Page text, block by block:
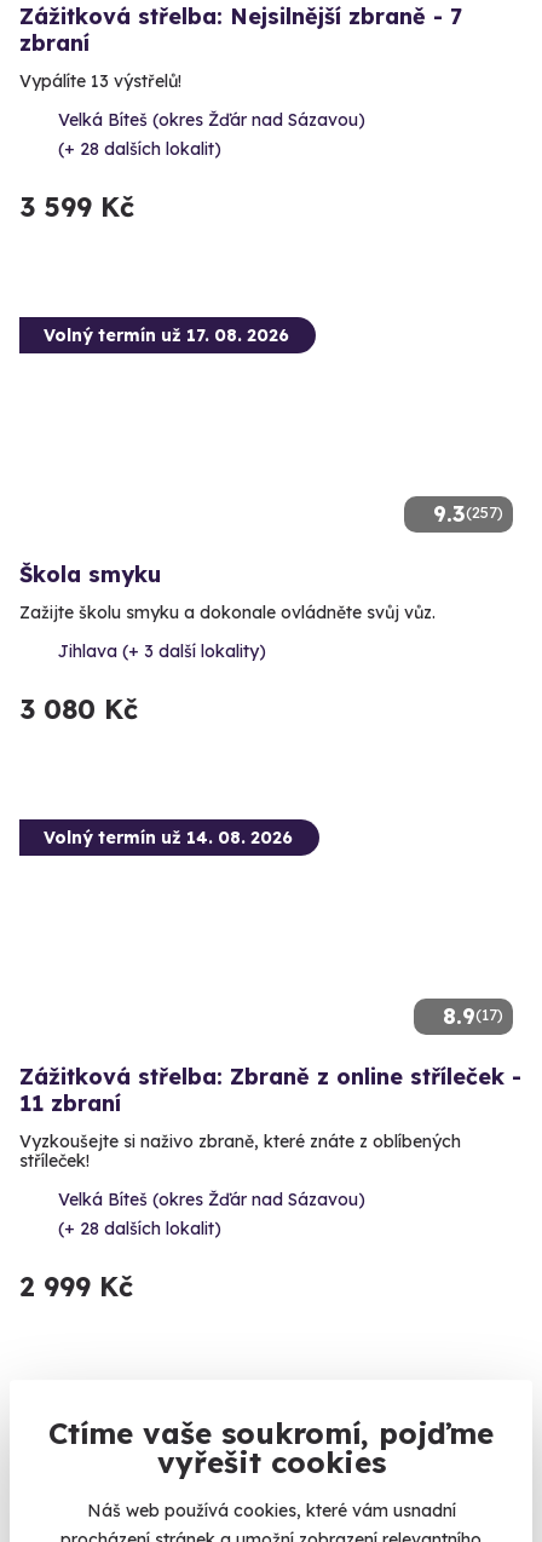
Ctíme vaše soukromí, pojďme
vyřešit cookies
Náš web používá cookies, které vám usnadní
Zážitková střelba: Nejsilnější zbraně - 7
zbraní
Vypálíte 13 výstřelů!
Velká Bíteš (okres Žďár nad Sázavou)
(+ 28 dalších lokalit)
3 599 Kč
9.3(257)
Volný termín už 17. 08. 2026
Škola smyku
Zažijte školu smyku a dokonale ovládněte svůj vůz.
Jihlava (+ 3 další lokality)
3 080 Kč
8.9(17)
Volný termín už 14. 08. 2026
Zážitková střelba: Zbraně z online stříleček -
11 zbraní
Vyzkoušejte si naživo zbraně, které znáte z oblíbených
stříleček!
Velká Bíteš (okres Žďár nad Sázavou)
(+ 28 dalších lokalit)
2 999 Kč
Volný termín už 12. 08. 2026